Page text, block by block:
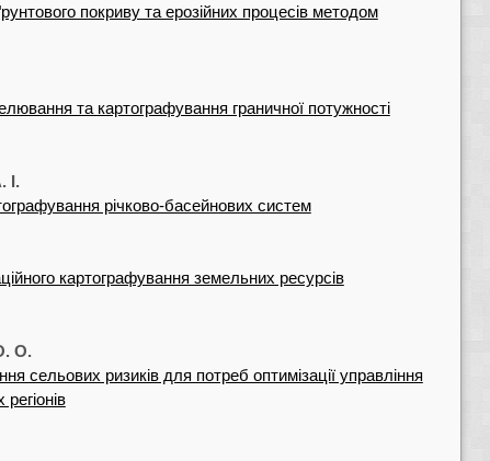
покриву та ерозійних процесів методом
та картографування граничної потужності
І.
річково-басейнових систем
картографування земельних ресурсів
О.
сельових ризиків для потреб оптимізації управління